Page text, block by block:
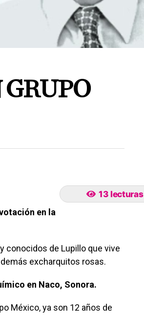
13 lecturas
en la
conocidos de Lupillo que vive
excharquitos rosas.
en Naco, Sonora.
México, ya son 12 años de